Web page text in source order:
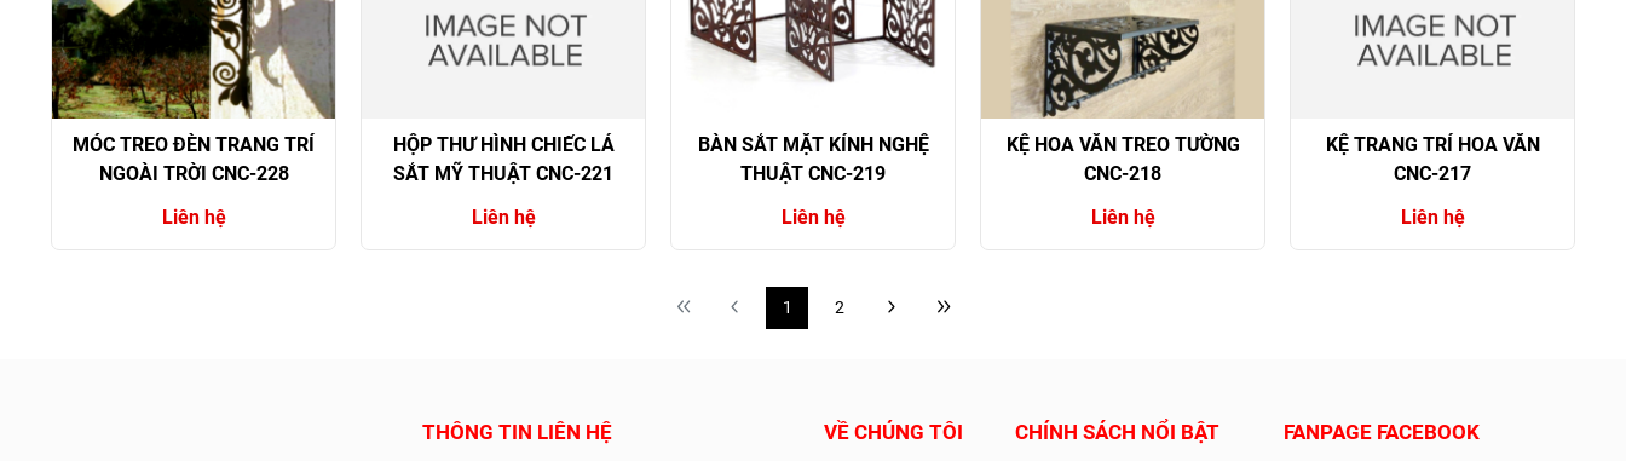
MÓC TREO ĐÈN TRANG TRÍ
NGOÀI TRỜI CNC-228
Liên hệ
HỘP THƯ HÌNH CHIẾC LÁ
SẮT MỸ THUẬT CNC-221
Liên hệ
BÀN SẮT MẶT KÍNH NGHỆ
THUẬT CNC-219
Liên hệ
KỆ HOA VĂN TREO TƯỜNG
CNC-218
Liên hệ
KỆ TRANG TRÍ HOA VĂN
CNC-217
Liên hệ
1 2
THÔNG TIN LIÊN HỆ VỀ CHÚNG TÔI CHÍNH SÁCH NỔI BẬT FANPAGE FACEBOOK